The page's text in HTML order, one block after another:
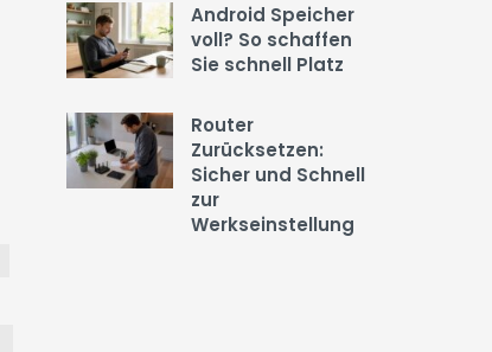
Android Speicher
voll? So schaffen
Sie schnell Platz
Router
Zurücksetzen:
Sicher und Schnell
zur
Werkseinstellung